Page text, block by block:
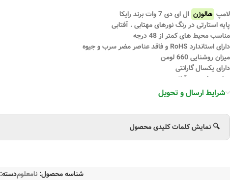
لامپ هالوژن ال ای دی 7 وات برند رایکا
پایه استارتی در رنگ نورهای مهتابی . آفتابی
مناسب محیط‌ های کمتر از 48 درجه
دارای استاندارد RoHS و فاقد عناصر مضر سرب و جیوه
میزان روشنایی 660 لومن
دارای یکسال گارانتی
مناسب لوستر . آباژور ….
مناسب مصارف خانگی . اداری . تجاری . صنعتی
شرایط ارسال و تحویل
🔍 نمایش کلمات کلیدی محصول
شناسه محصول:نامعلومدسته: